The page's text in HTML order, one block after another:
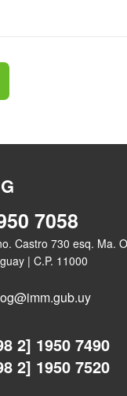
7058
Castro 730 esq. Ma.
| C.P. 11000
2] 1950 7490
2] 1950 7520